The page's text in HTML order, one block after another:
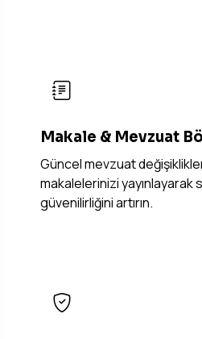
Makale & Mevzuat
Güncel mevzuat
makalelerinizi yayınlayarak
güvenilirliğini artırın.